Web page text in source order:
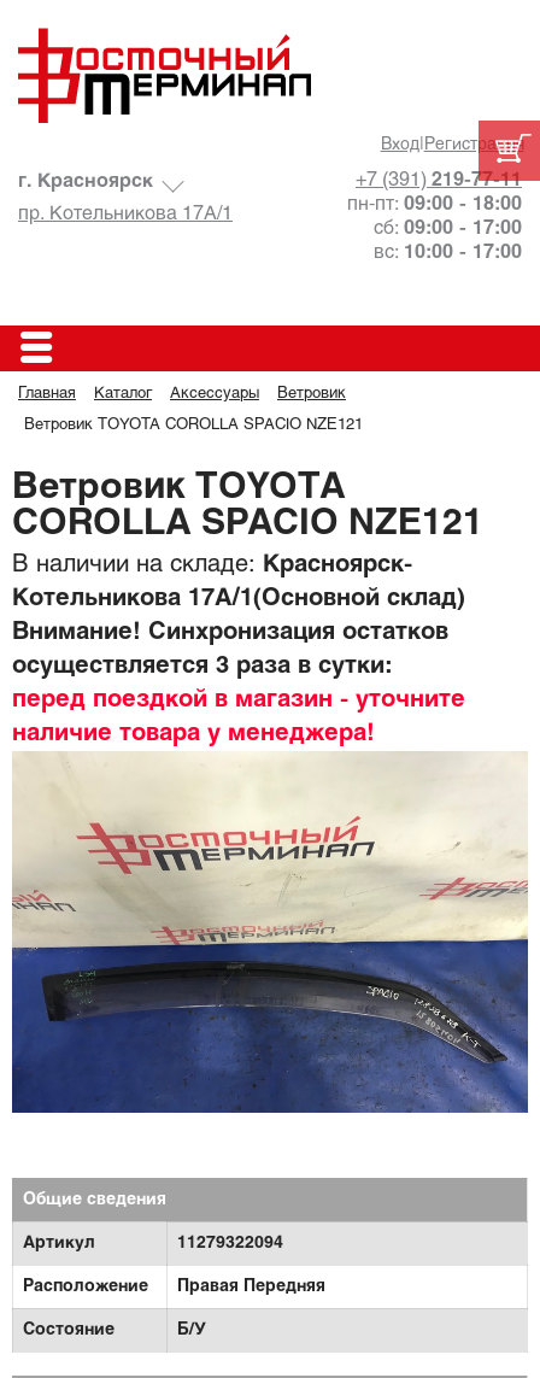
Вход| Регистрация
+7 (391) 219-77-11
пн-пт: 09:00 - 18:00
сб: 09:00 - 17:00
вс: 10:00 - 17:00
г. Красноярск
пр. Котельникова 17А/1
Главная Каталог Аксессуары Ветровик
Ветровик TOYOTA COROLLA SPACIO NZE121
Ветровик TOYOTA
COROLLA SPACIO NZE121
В наличии на складе:
Красноярск-
Котельникова 17А/1(Основной склад)
Внимание! Синхронизация остатков
осуществляется 3 раза в сутки:
перед поездкой в магазин - уточните
наличие товара у менеджера!
Общие сведения
Артикул 11279322094
Расположение Правая Передняя
Состояние Б/У